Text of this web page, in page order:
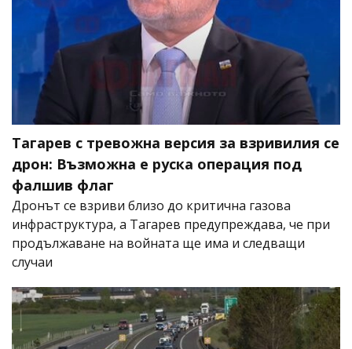
Тагарев с тревожна версия за взривилия се
дрон: Възможна е руска операция под
фалшив флаг
Дронът се взриви близо до критична газова
инфраструктура, а Тагарев предупреждава, че при
продължаване на войната ще има и следващи
случаи